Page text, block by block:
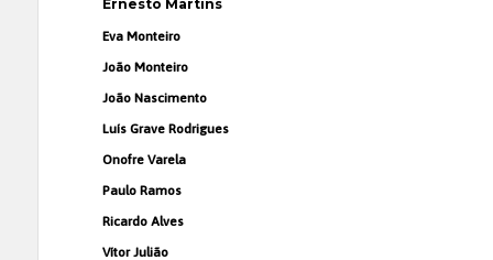
Ernesto Martins
Eva Monteiro
João Monteiro
João Nascimento
Luís Grave Rodrigues
Onofre Varela
Paulo Ramos
Ricardo Alves
Vítor Julião